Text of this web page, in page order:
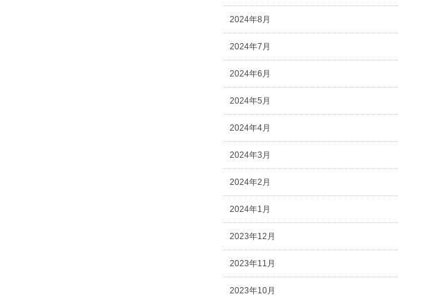
2024年8月
2024年7月
2024年6月
2024年5月
2024年4月
2024年3月
2024年2月
2024年1月
2023年12月
2023年11月
2023年10月